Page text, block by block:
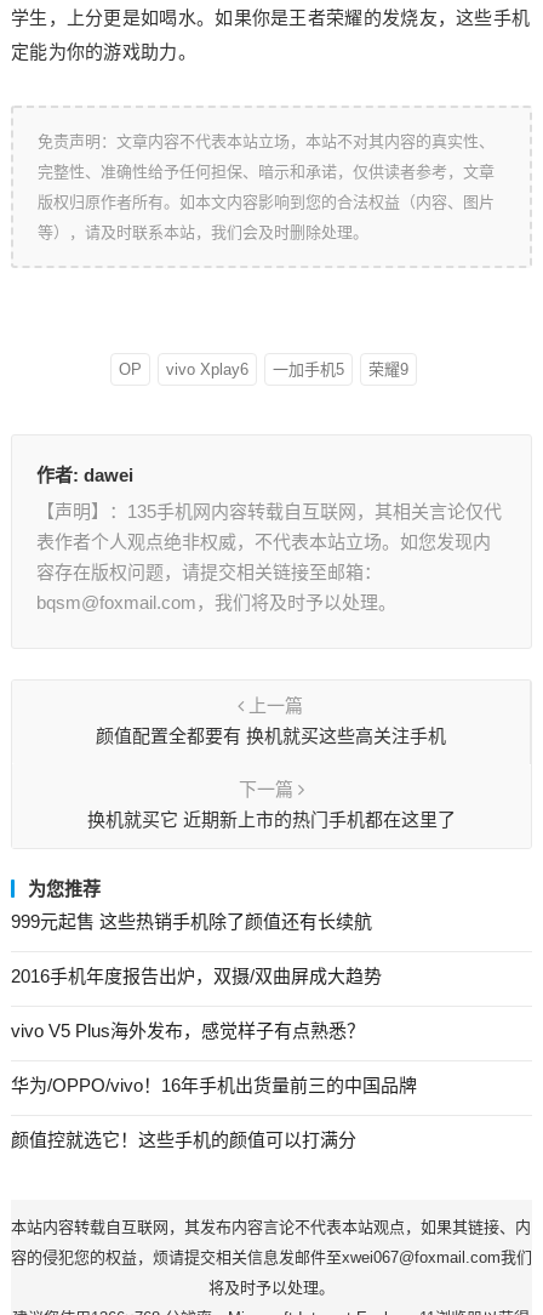
学生，上分更是如喝水。如果你是王者荣耀的发烧友，这些手机
定能为你的游戏助力。
免责声明：文章内容不代表本站立场，本站不对其内容的真实性、
完整性、准确性给予任何担保、暗示和承诺，仅供读者参考，文章
版权归原作者所有。如本文内容影响到您的合法权益（内容、图片
等），请及时联系本站，我们会及时删除处理。
OP vivo Xplay6 一加手机5 荣耀9
作者: dawei
【声明】：135手机网内容转载自互联网，其相关言论仅代
表作者个人观点绝非权威，不代表本站立场。如您发现内
容存在版权问题，请提交相关链接至邮箱：
bqsm@foxmail.com，我们将及时予以处理。
上一篇
颜值配置全都要有 换机就买这些高关注手机
下一篇
换机就买它 近期新上市的热门手机都在这里了
为您推荐
999元起售 这些热销手机除了颜值还有长续航
2016手机年度报告出炉，双摄/双曲屏成大趋势
vivo V5 Plus海外发布，感觉样子有点熟悉？
华为/OPPO/vivo！16年手机出货量前三的中国品牌
颜值控就选它！这些手机的颜值可以打满分
本站内容转载自互联网，其发布内容言论不代表本站观点，如果其链接、内
容的侵犯您的权益，烦请提交相关信息发邮件至xwei067@foxmail.com我们
将及时予以处理。